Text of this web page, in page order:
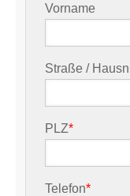
Vorname
Straße /
PLZ*
Telefon*